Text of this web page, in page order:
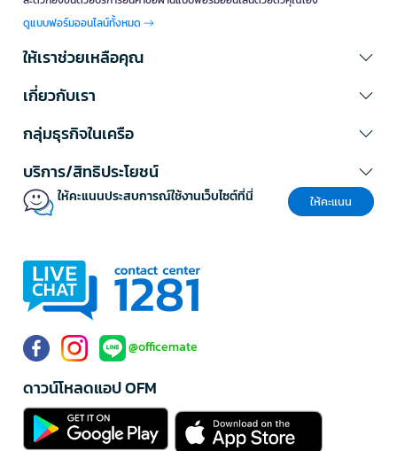
ดูแบบฟอร์มออนไลน์ทั้งหมด
ให้เราช่วยเหลือคุณ
เกี่ยวกับเรา
กลุ่มธุรกิจในเครือ
บริการ/สิทธิประโยชน์
ให้คะแนนประสบการณ์ใช้งานเว็บไซต์ที่นี่ ให้คะแนน
@officemate
ดาวน์โหลดแอป OFM